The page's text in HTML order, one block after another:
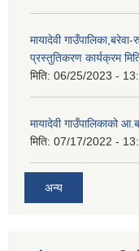
मायादेवी
प्रस्तुतिकरण कार्यक्रम
मिति: 06/25/2023 -
मायादेवी गाउँपालिकाको
मिति: 07/17/2022 -
अन्य